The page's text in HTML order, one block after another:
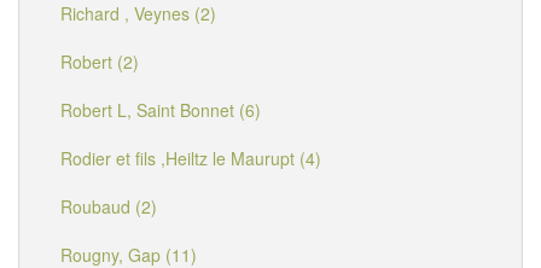
Richard , Veynes (2)
Robert (2)
Robert L, Saint Bonnet (6)
Rodier et fils ,Heiltz le Maurupt (4)
Roubaud (2)
Rougny, Gap (11)